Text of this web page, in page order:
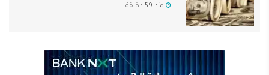
منذ 59 دقيقة